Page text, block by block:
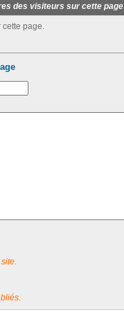
des visiteurs sur cette page
page.